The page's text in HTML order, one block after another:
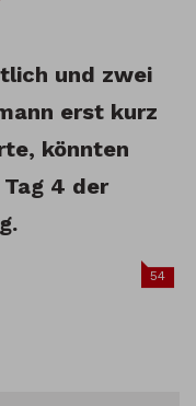
und zwei
erst kurz
könnten
4 der
54